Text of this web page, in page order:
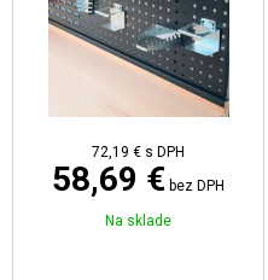
72,19 € s DPH
58,69 € bez DPH
Na sklade